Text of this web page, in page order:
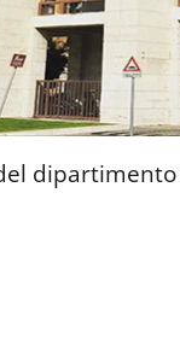
dipartimento